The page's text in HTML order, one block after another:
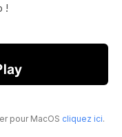
!
pour MacOS cliquez ici.